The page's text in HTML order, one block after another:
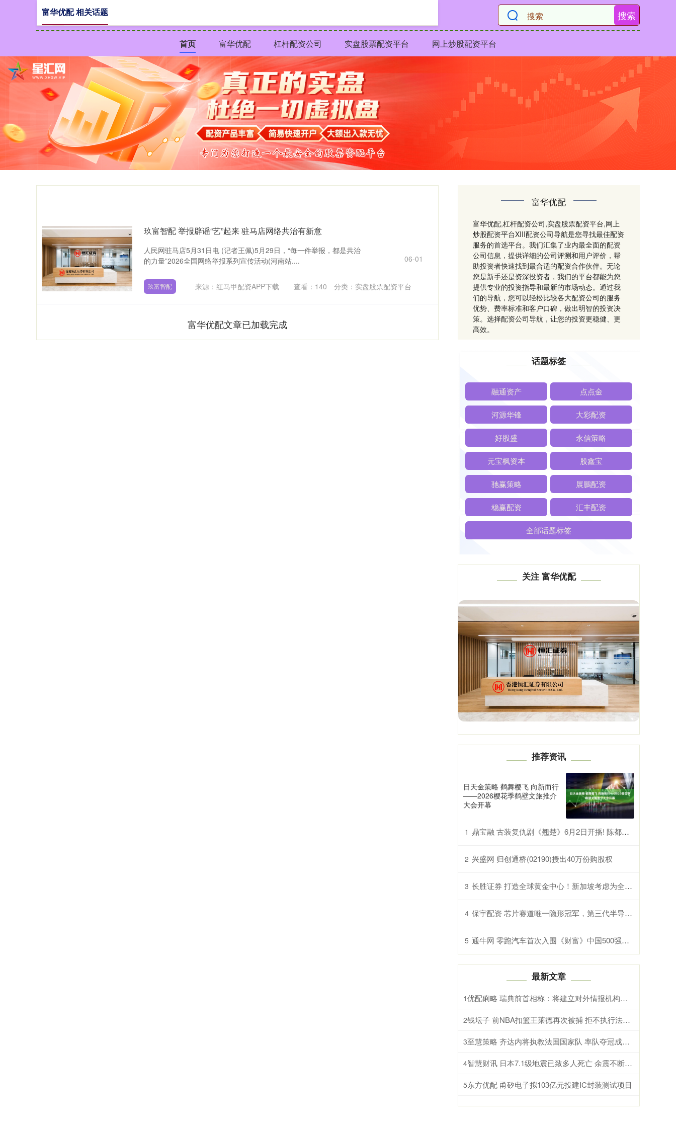
搜索
首页 富华优配 杠杆配资公司 实盘股票配资平台 网上炒股配资平台
富华优配 相关话题
玖富智配 举报辟谣“艺”起来 驻马店网络共治有新意
人民网驻马店5月31日电 (记者王佩)5月29日，“每一件举报，都是共治
的力量”2026全国网络举报系列宣传活动(河南站....
06-01
玖富智配 来源：红马甲配资APP下载 查看： 140 分类： 实盘股票配资平台
富华优配文章已加载完成
富华优配
富华优配,杠杆配资公司,实盘股票配资平台,网上
炒股配资平台XIII‌配资公司导航是您寻找最佳配资
服务的首选平台。我们汇集了业内最全面的配资
公司信息，提供详细的公司评测和用户评价，帮
助投资者快速找到最合适的配资合作伙伴。无论
您是新手还是资深投资者，我们的平台都能为您
提供专业的投资指导和最新的市场动态。通过我
们的导航，您可以轻松比较各大配资公司的服务
优势、费率标准和客户口碑，做出明智的投资决
策。选择配资公司导航，让您的投资更稳健、更
高效。
话题标签
融通资产 点点金
河源华锋 大彩配资
好股盛 永信策略
元宝枫资本 股鑫宝
驰赢策略 展鵬配资
稳赢配资 汇丰配资
全部话题标签
关注 富华优配
推荐资讯
日天金策略 鹤舞樱飞 向新而行
——2026樱花季鹤壁文旅推介
大会开幕
1 鼎宝融 古装复仇剧《翘楚》6月2日开播! 陈都灵周翊然主演，权谋爽感拉满
2 兴盛网 归创通桥(02190)授出40万份购股权
3 长胜证券 打造全球黄金中心！新加坡考虑为全球央行提供黄金储存服务
4 保宇配资 芯片赛道唯一隐形冠军，第三代半导体严重低估龙头，北向重仓抢筹
5 通牛网 零跑汽车首次入围《财富》中国500强榜单 全新B系列首款智能轿车B01即将上市
最新文章
1 优配痢略 瑞典前首相称：将建立对外情报机构，“监控”俄罗斯领导人 应对地缘政治局势
2 钱坛子 前NBA扣篮王莱德再次被捕 拒不执行法院命令
3 至慧策略 齐达内将执教法国国家队 率队夺冠成首要任务
4 智慧财讯 日本7.1级地震已致多人死亡 余震不断救援受阻
5东方优配 甬矽电子拟103亿元投建IC封装测试项目